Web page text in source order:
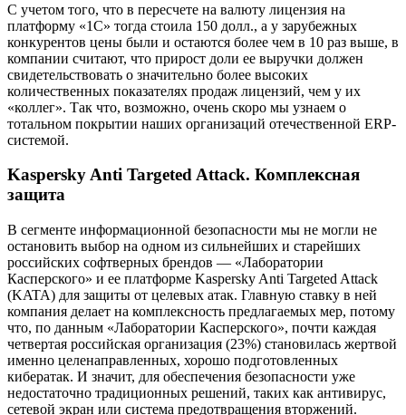
С учетом того, что в пересчете на валюту лицензия на
платформу «1С» тогда стоила 150 долл., а у зарубежных
конкурентов цены были и остаются более чем в 10 раз выше, в
компании считают, что прирост доли ее выручки должен
свидетельствовать о значительно более высоких
количественных показателях продаж лицензий, чем у их
«коллег». Так что, возможно, очень скоро мы узнаем о
тотальном покрытии наших организаций отечественной ERP-
системой.
Kaspersky Anti Targeted Attack. Комплексная
защита
В сегменте информационной безопасности мы не могли не
остановить выбор на одном из сильнейших и старейших
российских софтверных брендов — «Лаборатории
Касперского» и ее платформе Kaspersky Anti Targeted Attack
(KATA) для защиты от целевых атак. Главную ставку в ней
компания делает на комплексность предлагаемых мер, потому
что, по данным «Лаборатории Касперского», почти каждая
четвертая российская организация (23%) становилась жертвой
именно целенаправленных, хорошо подготовленных
кибератак. И значит, для обеспечения безопасности уже
недостаточно традиционных решений, таких как антивирус,
сетевой экран или система предотвращения вторжений.